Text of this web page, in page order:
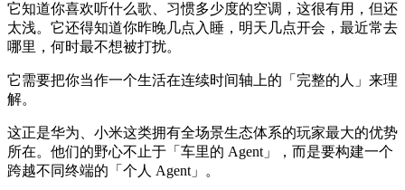
它知道你喜欢听什么歌、习惯多少度的空调，这很有用，但还
太浅。它还得知道你昨晚几点入睡，明天几点开会，最近常去
哪里，何时最不想被打扰。
它需要把你当作一个生活在连续时间轴上的「完整的人」来理
解。
这正是华为、小米这类拥有全场景生态体系的玩家最大的优势
所在。他们的野心不止于「车里的 Agent」，而是要构建一个
跨越不同终端的「个人 Agent」。